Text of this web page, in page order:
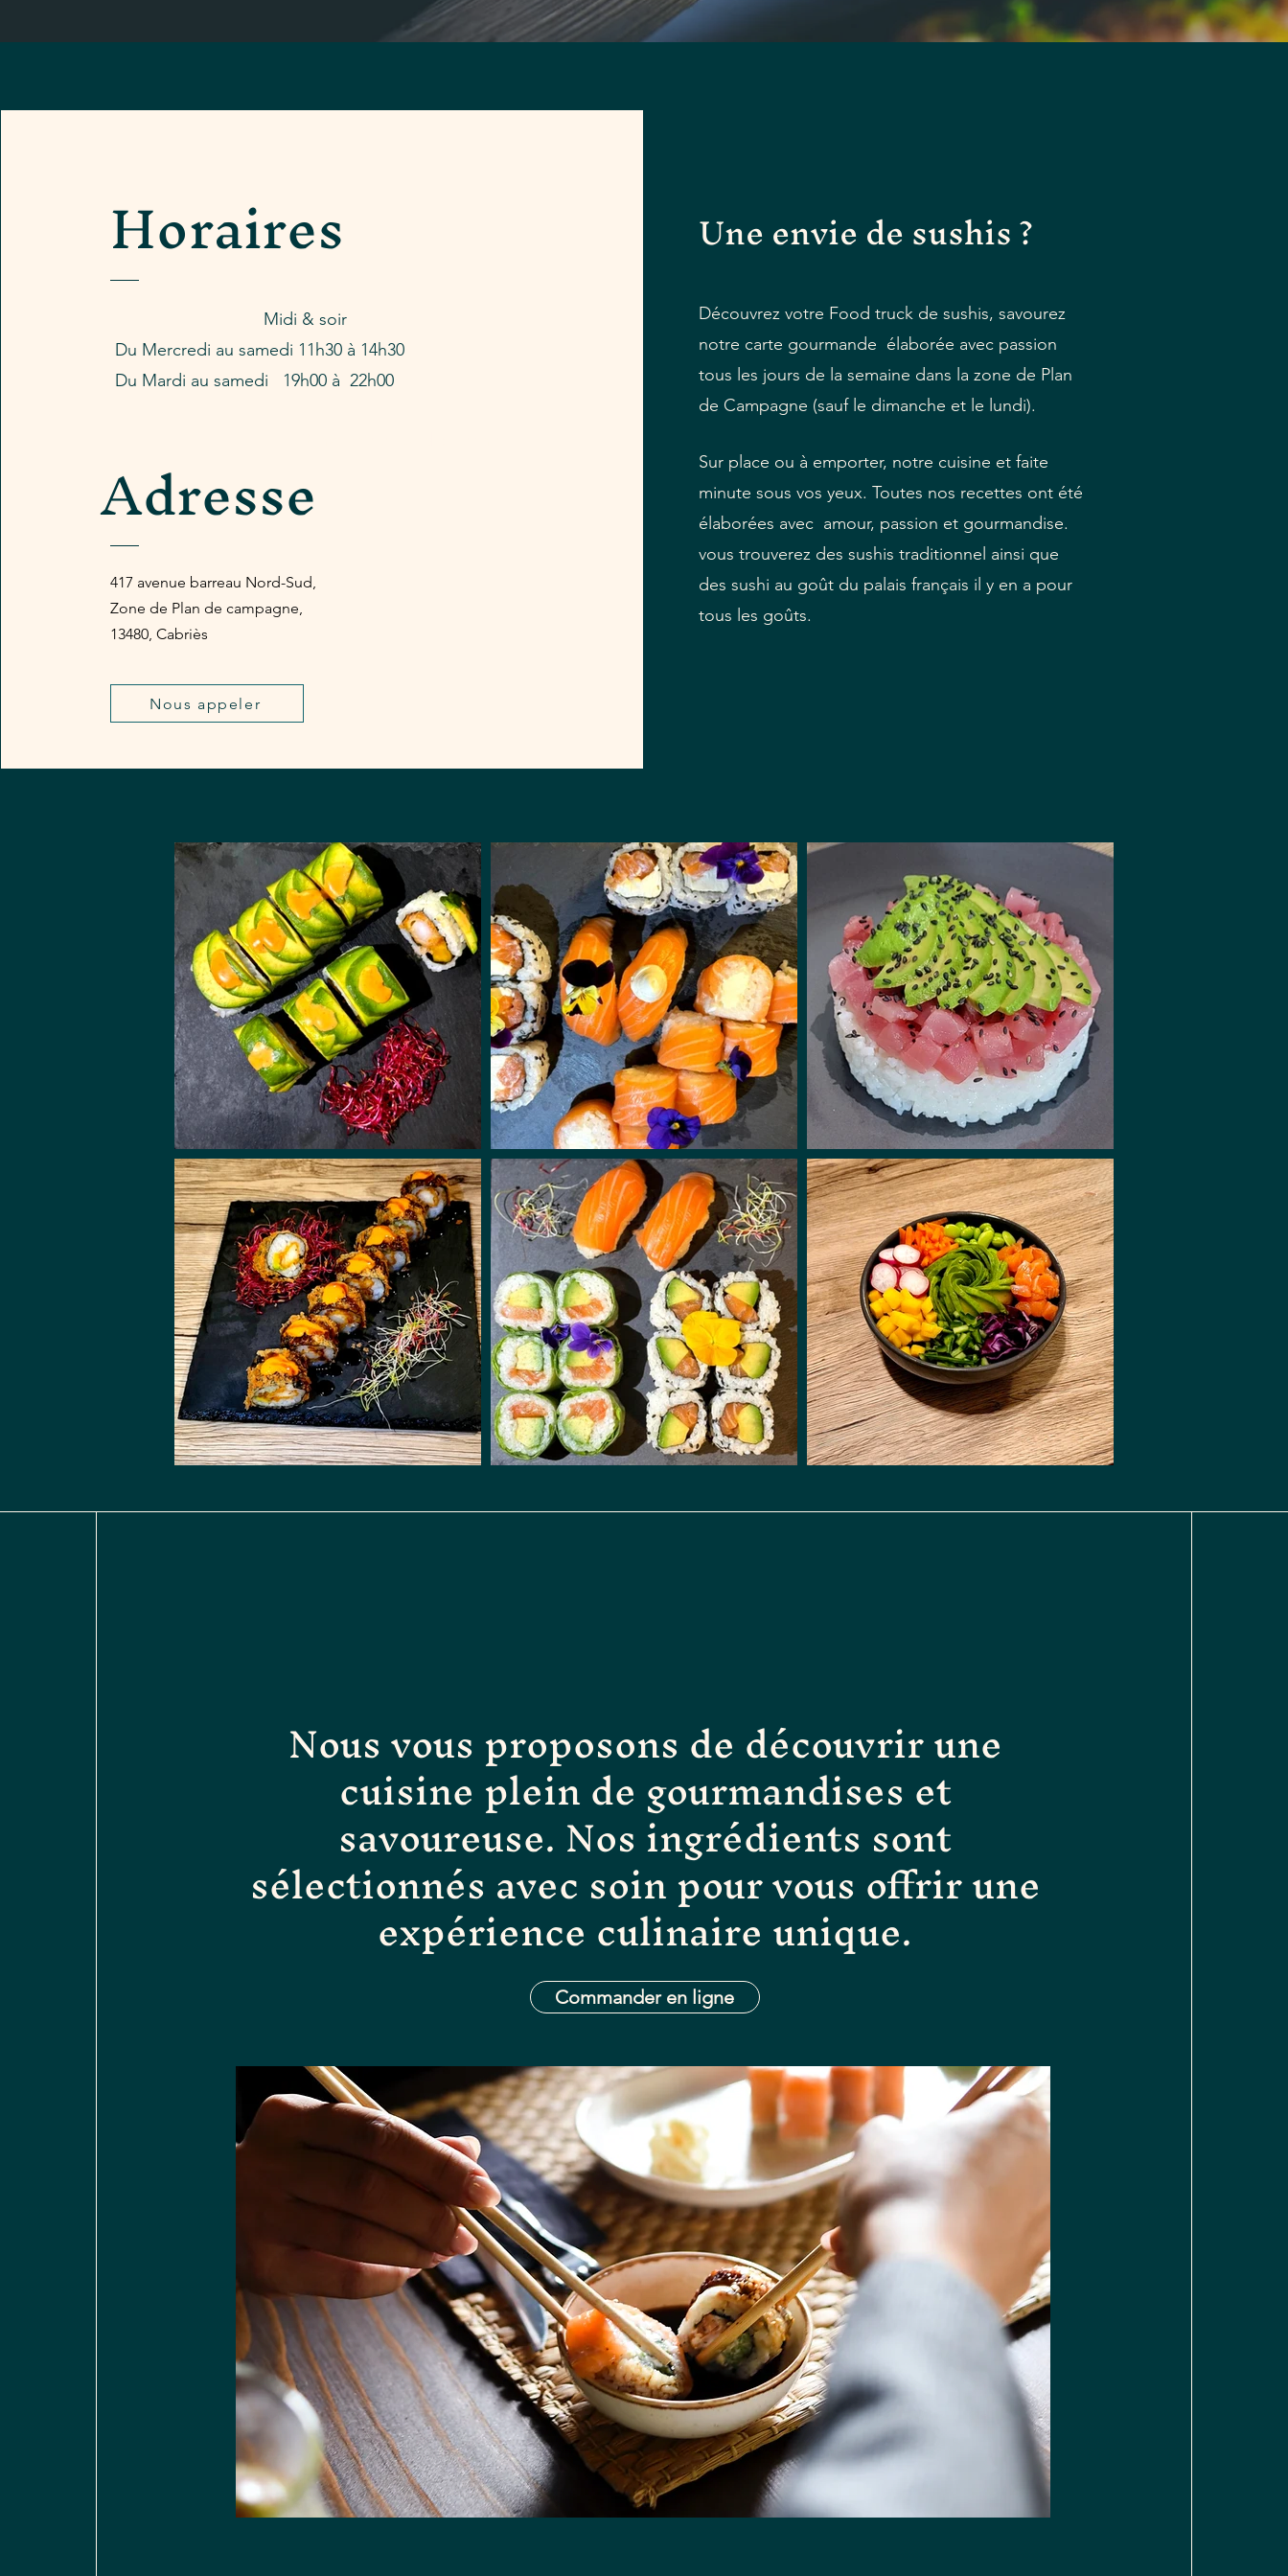
Horaires
Midi & soir
Du Mercredi au samedi 11h30 à 14h30
Du Mardi au samedi 19h00 à 22h00
Adresse
417 avenue barreau Nord-Sud,
Zone de Plan de campagne,
13480, Cabriès
Nous appeler
Une envie de sushis ?
Découvrez votre Food truck de sushis, savourez
notre carte gourmande élaborée avec passion
tous les jours de la semaine dans la zone de Plan
de Campagne (sauf le dimanche et le lundi).
Sur place ou à emporter, notre cuisine et faite
minute sous vos yeux. Toutes nos recettes ont été
élaborées avec amour, passion et gourmandise.
vous trouverez des sushis traditionnel ainsi que
dessushi au goût du palais français il y en a pour
tous les goûts.
Nous vous proposons de découvrir une
cuisine plein de gourmandises et
savoureuse. Nos ingrédients sont
sélectionnés avec soin pour vous offrir une
expérience culinaire unique.
Commander en ligne